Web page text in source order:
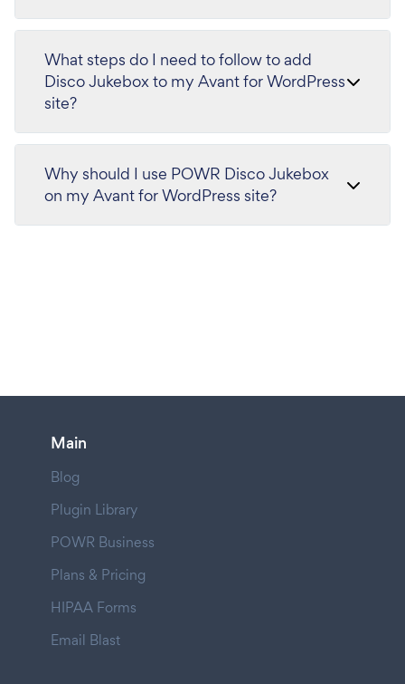
What steps do I need to follow to add
Disco Jukebox to my Avant for WordPress
site?
Why should I use POWR Disco Jukebox
on my Avant for WordPress site?
Main
Blog
Plugin Library
POWR Business
Plans & Pricing
HIPAA Forms
Email Blast